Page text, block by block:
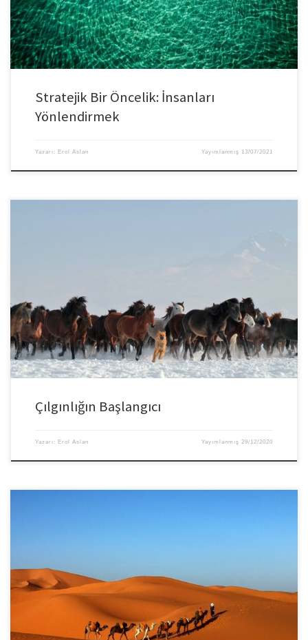
personelin bakış […]
Stratejik Bir Öncelik: İnsanları
Yönlendirmek
Yazarı: Erol Aslan Yayımlanmış 13/07/2021
Birçoğumuz kendimizi “doğru” karar vermeye öylesine adarız ki, seçtiğimiz
yolu beğenmesek bile inat, gurur, ileriyi görememek vb. nedenlerle ona sadık
kalırız. […]
Çılgınlığın Başlangıcı
Yazarı: Erol Aslan Yayımlanmış 29/12/2020
mikro düzeyde yönetilmesi gerekmez ve zaten zaman da yetmez. Örneğin
günümüzde COVID-19 salgını nedeniyle sınırlı ölçüde hareket edebilen satış
personelini motive ve üretken tutmak ekip liderlerinin öncelikli işlerindendir.
Sorunlar bulanıklaştığında, […]